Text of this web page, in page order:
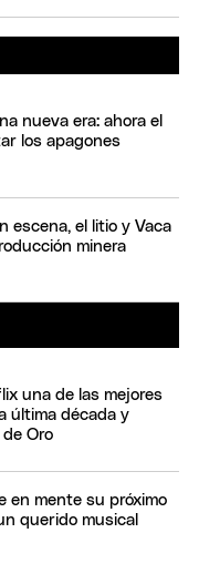
nueva era: ahora el
los apagones
escena, el litio y Vaca
minera
una de las mejores
última década y
Oro
en mente su próximo
querido musical